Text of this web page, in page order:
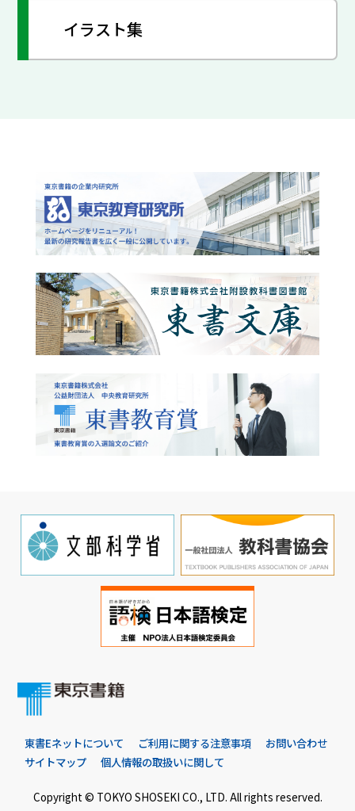
イラスト集
東書Eネットについて ご利用に関する注意事項
お問い合わせ
サイトマップ
個人情報の取扱いに関して
Copyright © TOKYO SHOSEKI CO., LTD. All rights reserved.